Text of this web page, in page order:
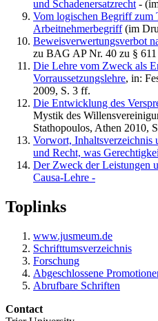
und Schadenersatzrecht -
Vom logischen Begriff zum
Arbeitnehmerbegriff(im
Beweisverwertungsverbot
zu BAG AP Nr. 40 zu §
Die Lehre vom Zweck als
Vorraussetzungslehre, in:
2009, S. 3 ff.
Die Entwicklung des
Mystik des
Stathopoulos, Athen 2010,
Vorwort, Inhaltsverzeichnis
und Recht, was
Der Zweck der Leistungen
Causa-Lehre -
Toplinks
www.jusmeum.de
Schrifttumsverzeichnis
Forschung
Abgeschlossene
Abrufbare Schriften
Contact